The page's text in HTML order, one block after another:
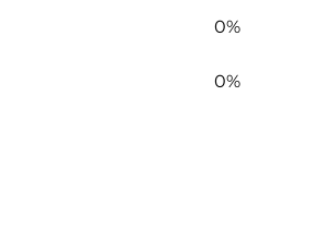
0%
0%